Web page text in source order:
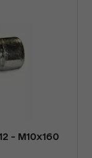
- M10x160